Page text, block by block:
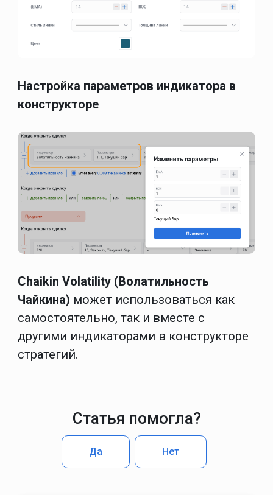
Настройка параметров индикатора в
конструкторе
Chaikin Volatility (Волатильность
Чайкина) может использоваться как
самостоятельно, так и вместе с
другими индикаторами в конструкторе
стратегий.
Статья помогла?
Нет
Да